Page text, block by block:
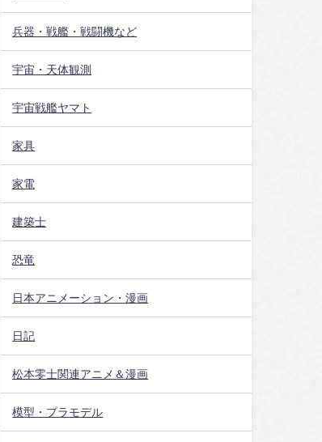
兵器・戦艦・戦闘機など
宇宙・天体観測
宇宙戦艦ヤマト
家具
家電
建築士
恐竜
日本アニメーション・漫画
日記
松本零士関連アニメ＆漫画
模型・プラモデル